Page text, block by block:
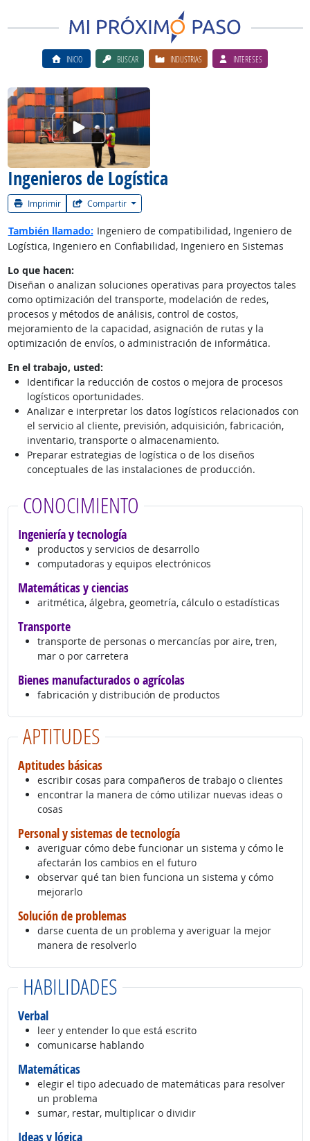
INICIO BUSCAR INDUSTRIAS INTERESES
Ingenieros de Logística
Imprimir Compartir
Ver el vίdeo de la carrera
También llamado: Ingeniero de compatibilidad, Ingeniero de
Logística, Ingeniero en Confiabilidad, Ingeniero en Sistemas
Lo que hacen:
Diseñan o analizan soluciones operativas para proyectos tales
como optimización del transporte, modelación de redes,
procesos y métodos de análisis, control de costos,
mejoramiento de la capacidad, asignación de rutas y la
optimización de envíos, o administración de informática.
En el trabajo, usted:
Identificar la reducción de costos o mejora de procesos
logísticos oportunidades.
Analizar e interpretar los datos logísticos relacionados con
el servicio al cliente, previsión, adquisición, fabricación,
inventario, transporte o almacenamiento.
Preparar estrategias de logística o de los diseños
conceptuales de las instalaciones de producción.
CONOCIMIENTO
Ingeniería y tecnología
productos y servicios de desarrollo
computadoras y equipos electrónicos
Matemáticas y ciencias
aritmética, álgebra, geometría, cálculo o estadísticas
Transporte
transporte de personas o mercancías por aire, tren,
mar o por carretera
Bienes manufacturados o agrícolas
fabricación y distribución de productos
APTITUDES
Aptitudes básicas
escribir cosas para compañeros de trabajo o clientes
encontrar la manera de cómo utilizar nuevas ideas o
cosas
Personal y sistemas de tecnología
averiguar cómo debe funcionar un sistema y cómo le
afectarán los cambios en el futuro
observar qué tan bien funciona un sistema y cómo
mejorarlo
Solución de problemas
darse cuenta de un problema y averiguar la mejor
manera de resolverlo
HABILIDADES
Verbal
leer y entender lo que está escrito
comunicarse hablando
Matemáticas
elegir el tipo adecuado de matemáticas para resolver
un problema
sumar, restar, multiplicar o dividir
Ideas y lógica